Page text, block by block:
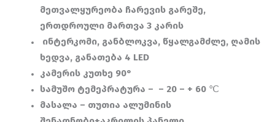
მეთვალყურეობა ჩარევის გარეშე,
ერთდროული მართვა 3 კარის
ინტერკომი, განბლოკვა, წყალგამძლე, ღამის
ხედვა, განათება 4 LED
კამერის კუთხე 90°
სამუშო ტემეპრატურა – – 20 – + 60 ℃
მასალა – თუთია ალუმინის